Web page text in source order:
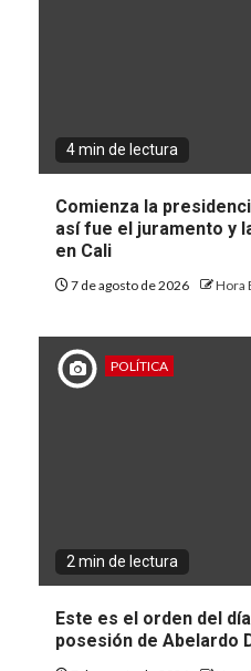
4 min de lectura
Comienza la
así fue el juramento y
en Cali
7 de agosto de 2026 Hora
POLÍTICA
2 min de lectura
Este es el orden del
posesión de Abelardo